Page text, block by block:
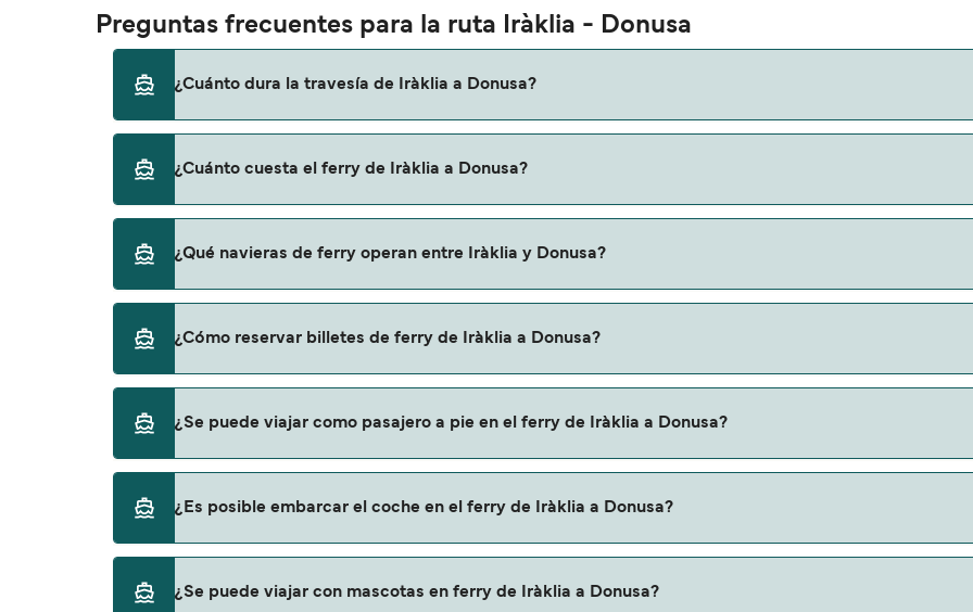
Preguntas frecuentes para la ruta Iràklia - Donusa
¿Cuánto dura la travesía de Iràklia a Donusa?
temporada a otra, por lo que te recomendamos que verifiques online la información más actualizada.
¿Cuánto cuesta el ferry de Iràklia a Donusa?
los gastos de reserva.
¿Qué navieras de ferry operan entre Iràklia y Donusa?
¿Cómo reservar billetes de ferry de Iràklia a Donusa?
para descrubrir las últimas promociones y descuentos de las compañías navieras.
¿Se puede viajar como pasajero a pie en el ferry de Iràklia a Donusa?
¿Es posible embarcar el coche en el ferry de Iràklia a Donusa?
¿Se puede viajar con mascotas en ferry de Iràklia a Donusa?